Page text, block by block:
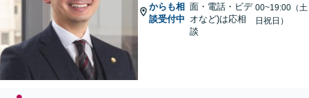
からも相
談受付中
面・電話・ビデ
オなど)は応相
談
00~19:00（土
日祝日）